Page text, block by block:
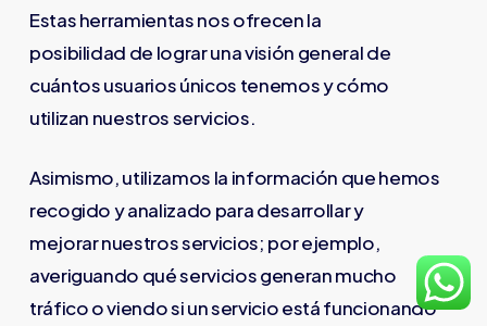
Estas herramientas nos ofrecen la
posibilidad de lograr una visión general de
cuántos usuarios únicos tenemos y cómo
utilizan nuestros servicios.
Asimismo, utilizamos la información que hemos
recogido y analizado para desarrollar y
mejorar nuestros servicios; por ejemplo,
averiguando qué servicios generan mucho
tráfico o viendo si un servicio está funcionando